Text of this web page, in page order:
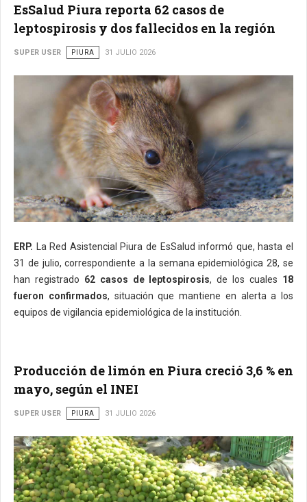
EsSalud Piura reporta 62 casos de
leptospirosis y dos fallecidos en la región
SUPER USER PIURA 31 JULIO 2026
ERP.
La Red Asistencial Piura de EsSalud informó que, hasta el
31 de julio, correspondiente a la semana epidemiológica 28, se
han registrado 62 casos de leptospirosis, de los cuales 18
fueron confirmados, situación que mantiene en alerta a los
equipos de vigilancia epidemiológica de la institución.
Producción de limón en Piura creció 3,6 % en
mayo, según el INEI
SUPER USER PIURA 31 JULIO 2026